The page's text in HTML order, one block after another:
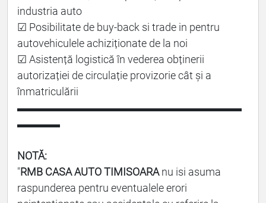
industria auto
☑ Posibilitate de buy-back si trade in pentru
autovehiculele achiziționate de la noi
☑ Asistență logistică în vederea obținerii
autorizației de circulație provizorie cât și a
înmatriculării
▬▬▬▬▬▬▬▬▬▬▬▬▬▬▬▬▬▬▬▬▬
▬▬▬▬
NOTĂ:
"RMB CASA AUTO TIMISOARAnu isi asuma
raspunderea pentru eventualele erori